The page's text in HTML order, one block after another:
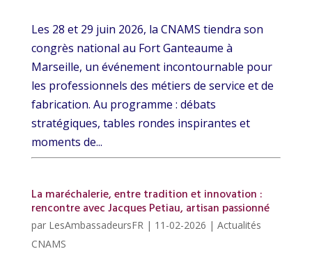
Les 28 et 29 juin 2026, la CNAMS tiendra son
congrès national au Fort Ganteaume à
Marseille, un événement incontournable pour
les professionnels des métiers de service et de
fabrication. Au programme : débats
stratégiques, tables rondes inspirantes et
moments de...
La maréchalerie, entre tradition et innovation :
rencontre avec Jacques Petiau, artisan passionné
par LesAmbassadeursFR| 11-02-2026 | Actualités
CNAMS